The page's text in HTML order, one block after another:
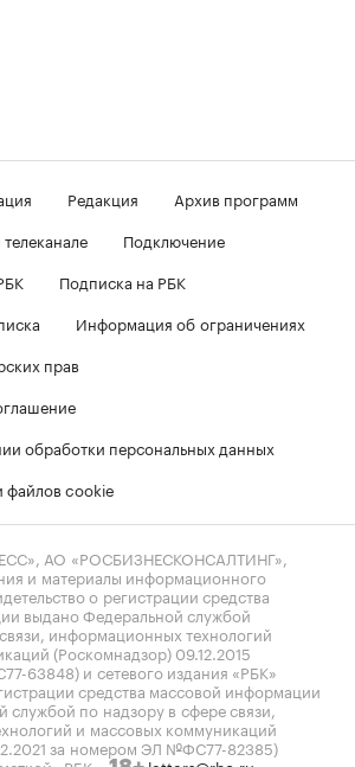
Редакция
Архив программ
Подключение
Подписка на РБК
Информация об ограничениях
прав
обработки персональных данных
файлов cookie
АО «РОСБИЗНЕСКОНСАЛТИНГ»,
и материалы информационного
о регистрации средства
выдано Федеральной службой
информационных технологий
(Роскомнадзор) 09.12.2015
63848) и сетевого издания «РБК»
средства массовой информации
по надзору в сфере связи,
и массовых коммуникаций
за номером ЭЛ №ФС77-82385)